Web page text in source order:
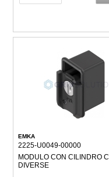
EMKA
2225-U0049-00000
MODULO CON CILINDRO
DIVERSE